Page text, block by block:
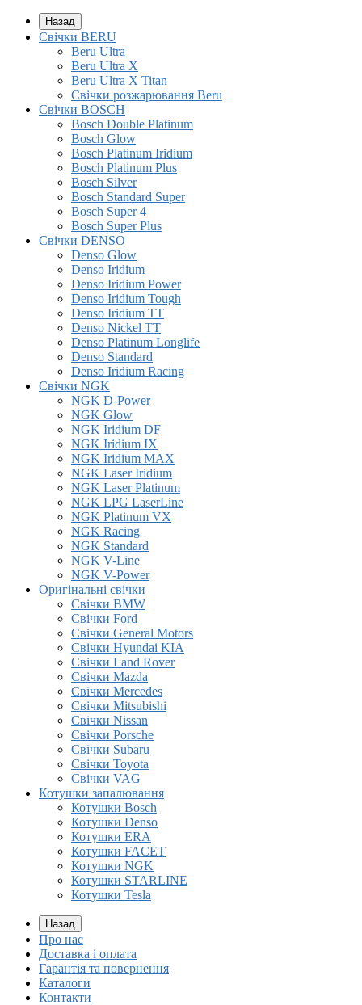
Назад
Свічки BERU
Beru Ultra
Beru Ultra X
Beru Ultra X Titan
Свічки розжарювання Beru
Свічки BOSCH
Bosch Double Platinum
Bosch Glow
Bosch Platinum Iridium
Bosch Platinum Plus
Bosch Silver
Bosch Standard Super
Bosch Super 4
Bosch Super Plus
Свічки DENSO
Denso Glow
Denso Iridium
Denso Iridium Power
Denso Iridium Tough
Denso Iridium TT
Denso Nickel TT
Denso Platinum Longlife
Denso Standard
Denso Iridium Racing
Свічки NGK
NGK D-Power
NGK Glow
NGK Iridium DF
NGK Iridium IX
NGK Iridium MAX
NGK Laser Iridium
NGK Laser Platinum
NGK LPG LaserLine
NGK Platinum VX
NGK Racing
NGK Standard
NGK V-Line
NGK V-Power
Оригінальні свічки
Свічки BMW
Свічки Ford
Свічки General Motors
Свічки Hyundai KIA
Свічки Land Rover
Свічки Mazda
Свічки Mercedes
Свічки Mitsubishi
Свічки Nissan
Свічки Porsche
Свічки Subaru
Свічки Toyota
Свічки VAG
Котушки запалювання
Котушки Bosch
Котушки Denso
Котушки ERA
Котушки FACET
Котушки NGK
Котушки STARLINE
Котушки Tesla
Назад
Про нас
Доставка і оплата
Гарантія та повернення
Каталоги
Контакти